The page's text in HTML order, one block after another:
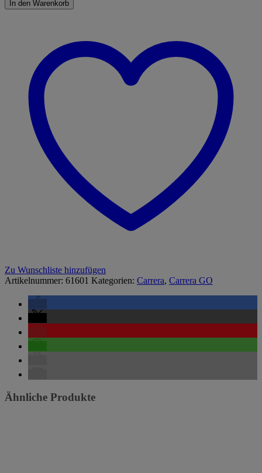
-
In den Warenkorb
Zu Wunschliste hinzufügen
Artikelnummer: 61601 Kategorien: Carrera, Carrera GO
Ähnliche Produkte